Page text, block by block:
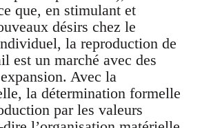
que, en stimulant et
désirs chez le
la reproduction de
est un marché avec des
Avec la
la détermination formelle
par les valeurs